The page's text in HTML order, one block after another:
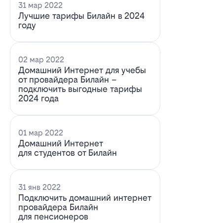
31 мар 2022
Лучшие тарифы Билайн в 2024
году
02 мар 2022
Домашний Интернет для учебы
от провайдера Билайн –
подключить выгодные тарифы
2024 года
01 мар 2022
Домашний Интернет
для студентов от Билайн
31 янв 2022
Подключить домашний интернет
провайдера Билайн
для пенсионеров